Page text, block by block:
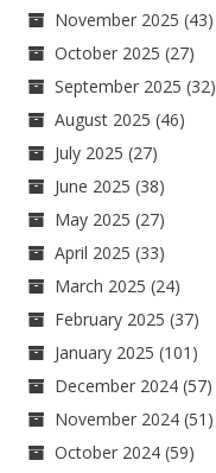
November 2025 (43)
October 2025 (27)
September 2025 (32)
August 2025 (46)
July 2025 (27)
June 2025 (38)
May 2025 (27)
April 2025 (33)
March 2025 (24)
February 2025 (37)
January 2025 (101)
December 2024 (57)
November 2024 (51)
October 2024 (59)